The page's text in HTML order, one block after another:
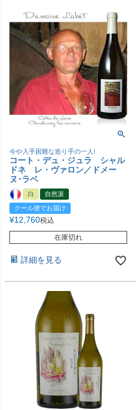
今や入手困難な造り手の一人!
コート・デュ・ジュラ シャル
ドネ レ・ヴァロン／ドメー
ヌ･ラベ
白
自然派
クール便でお届け
¥12,760税込
在庫切れ
詳細を見る